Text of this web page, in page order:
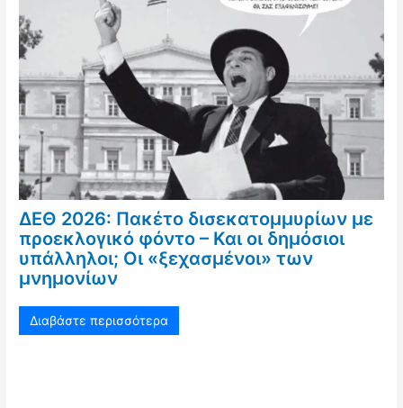
ΔΕΘ 2026: Πακέτο δισεκατομμυρίων με
προεκλογικό φόντο – Και οι δημόσιοι
υπάλληλοι; Οι «ξεχασμένοι» των
μνημονίων
Διαβάστε περισσότερα